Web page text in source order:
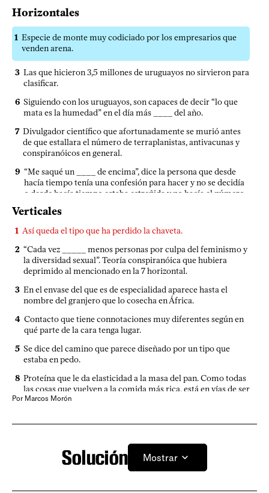
Horizontales
1 Especie de monte muy codiciado por los empresarios que
venden arena.
3 Las que hicieron 3,5 millones de uruguayos no sirvieron para
clasificar.
6 Siguiendo con los uruguayos, son capaces de decir “lo que
mata es la humedad” en el día más ____ del año.
7 Divulgador científico que afortunadamente se murió antes
de que estallara el número de terraplanistas, antivacunas y
conspiranóicos en general.
9 “Me saqué un ____ de encima”, dice la persona que desde
hacía tiempo tenía una confesión para hacer y no se decidía
o desde hacía tiempo estaba estreñida y no hacía el número
dos.
10De los 22 idiomas oficiales de la India (sí, tienen 22), el que
das cuenta de que nunca los vas a satisfacer por completo?”,
se le dice a la ninfómana o al ninfómano.
palabra _____.
Fuerza Aérea. Como sabemos que la aeronáutica militar no
es un tema que apasione a mucha gente, agregamos que la
palabra suena como el nombre de cierta ave tropical
conocida por su gran y colorido pico, dicho en italiano.
17 Si durante el gobierno pasado hubiera habido una
viceministra del Interior, Francisco Bustillo la habría
calificado de “______”.
18 Iniciales del segundo delantero más conocido de la selección
haber quedado eliminados. Lo que pasa es que después
Hace tanto frio que si te construís un ____ en el fondo de tu
casa, lo podés usar para calentarte un poquito.
Verticales
1 Así queda el tipo que ha perdido la chaveta.
2 “Cada vez _____ menos personas por culpa del feminismo y
la diversidad sexual”. Teoría conspiranóica que hubiera
deprimido al mencionado en la 7 horizontal.
3 En el envase del que es de especialidad aparece hasta el
nombre del granjero que lo cosecha en África.
4 Contacto que tiene connotaciones muy diferentes según en
qué parte de la cara tenga lugar.
5 Se dice del camino que parece diseñado por un tipo que
estaba en pedo.
8 Proteína que le da elasticidad a la masa del pan. Como todas
las cosas que vuelven a la comida más rica, está en vías de ser
prohibida por el supuesto daño a la salud que provoca.
este crucigrama saben un ____ de religiones”. Es un ejemplo
teórico, obviamente. En la práctica nunca se usó.
Por Marcos Morón
Solución Mostrar